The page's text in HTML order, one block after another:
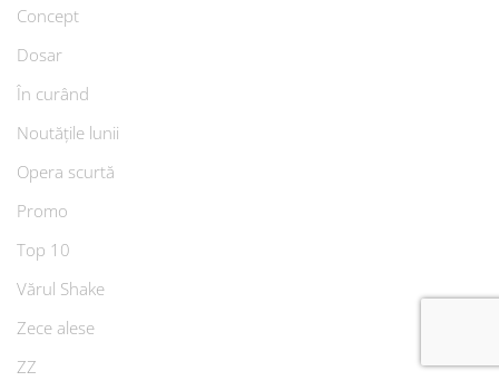
Concept
Dosar
În curând
Noutățile lunii
Opera scurtă
Promo
Top 10
Vărul Shake
Zece alese
ZZ